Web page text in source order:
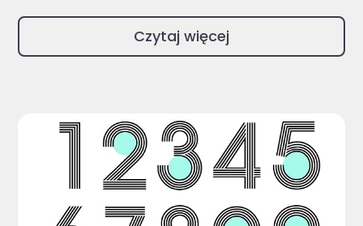
Czytaj więcej